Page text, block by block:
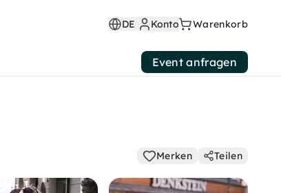
DE Konto Warenkorb
Event anfragen
Merken Teilen